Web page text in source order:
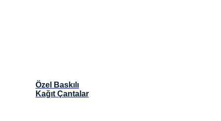
Özel Baskılı
Kağıt Çantalar